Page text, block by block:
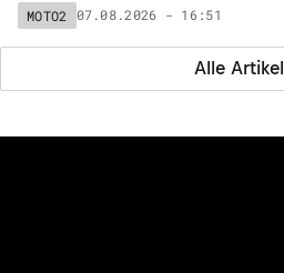
Alle Artikel
MOTO2 07.08.2026 - 16:51